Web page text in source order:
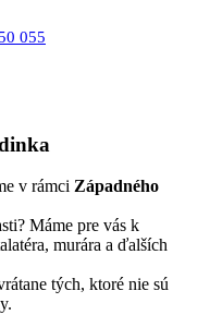
055
v rámci Západného
Máme pre vás k
murára a ďalších
tých, ktoré nie sú